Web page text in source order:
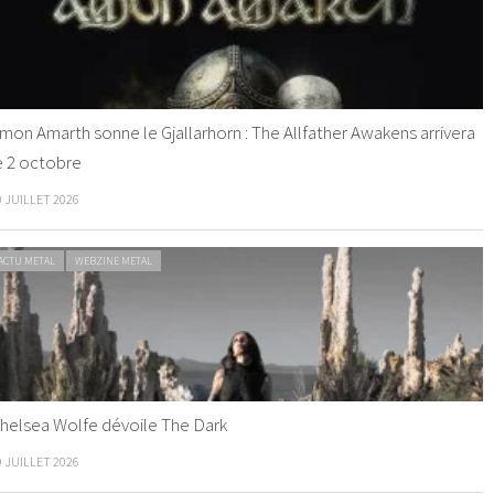
Amarth sonne le Gjallarhorn : The Allfather Awakens arrivera
2 octobre
JUILLET 2026
METAL WEBZINE METAL
Wolfe dévoile The Dark
JUILLET 2026